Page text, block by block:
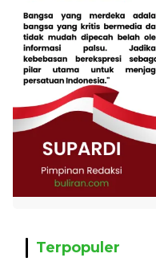
Terpopuler